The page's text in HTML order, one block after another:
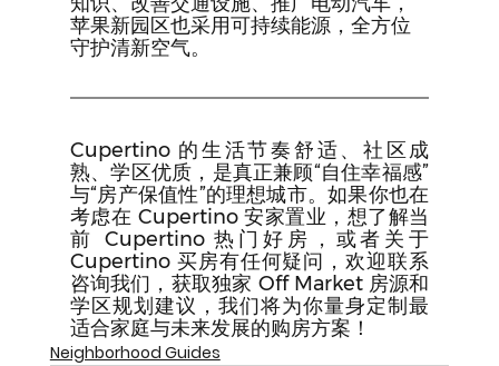
苹果新园区也采用可持续能源，全方位
守护清新空气。
Cupertino 的生活节奏舒适、社区成
熟、学区优质，是真正兼顾“自住幸福感”
与“房产保值性”的理想城市。如果你也在
考虑在 Cupertino 安家置业，想了解当
前 Cupertino 热门好房，或者关于
Cupertino 买房有任何疑问，欢迎联系
咨询我们，获取独家 Off Market 房源和
学区规划建议，我们将为你量身定制最
适合家庭与未来发展的购房方案！
Neighborhood Guides